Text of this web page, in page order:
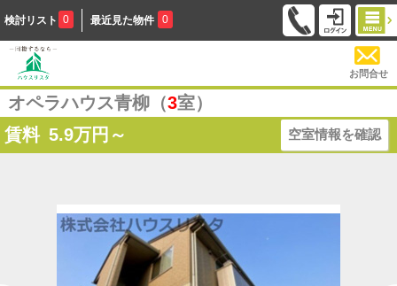
検討リスト 0 最近見た物件 0
お問合せ
オペラハウス青柳（3室）
賃料 5.9万円～ 空室情報を確認